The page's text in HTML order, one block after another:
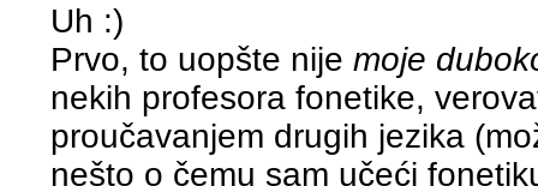
Uh :)
Prvo, to uopšte nijemoje
nekih profesora fonetike,
proučavanjem drugih jezika
nešto o čemu sam učeći